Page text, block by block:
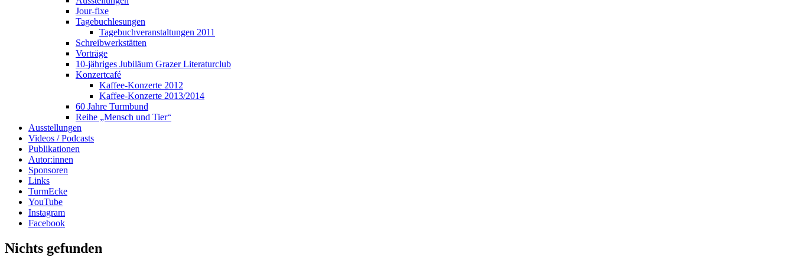
Jour-fixe
Tagebuchlesungen
Tagebuchveranstaltungen 2011
Schreibwerkstätten
Vorträge
10-jähriges Jubiläum Grazer Literaturclub
Konzertcafé
Kaffee-Konzerte 2012
Kaffee-Konzerte 2013/2014
60 Jahre Turmbund
Reihe „Mensch und Tier“
Ausstellungen
Videos / Podcasts
Publikationen
Autor:innen
Sponsoren
Links
TurmEcke
YouTube
Instagram
Facebook
Nichts gefunden